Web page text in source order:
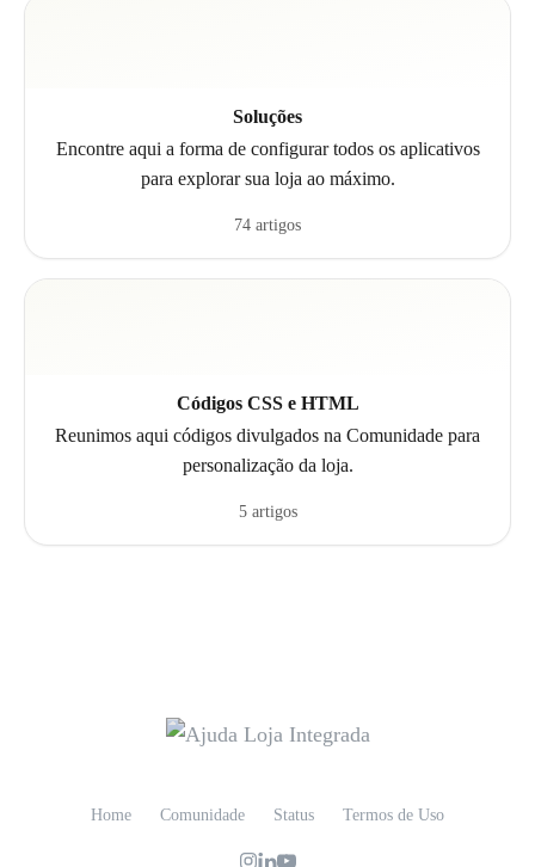
Soluções
Encontre aqui a forma de configurar todos os aplicativos
para explorar sua loja ao máximo.
74 artigos
Códigos CSS e HTML
Reunimos aqui códigos divulgados na Comunidade para
personalização da loja.
5 artigos
Home Comunidade Status Termos de Uso